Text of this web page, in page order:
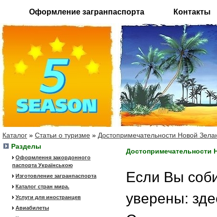
Оформление загранпаспорта Контакты
Каталог » Статьи о туризме » Достопримечательности Новой
Разделы
Оформлення закордонного
паспорта Українською
Изготовление загранпаспорта
Каталог стран мира.
Услуги для иностранцев
Авиабилеты
Достопримечательности
Если Вы
уверены: